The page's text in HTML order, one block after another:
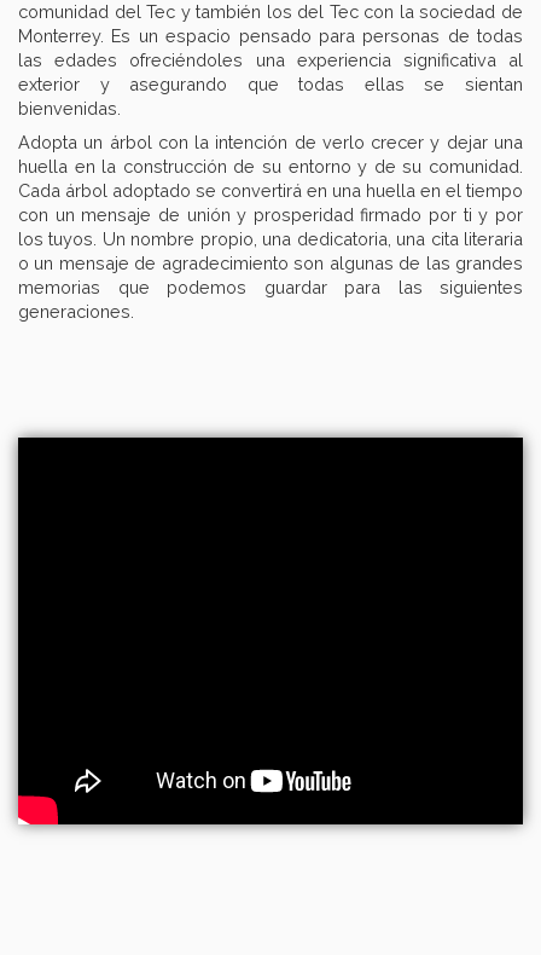
comunidad del Tec y también los del Tec con la sociedad de
Monterrey. Es un espacio pensado para personas de todas
las edades ofreciéndoles una experiencia significativa al
exterior y asegurando que todas ellas se sientan
bienvenidas.
Adopta un árbol con la intención de verlo crecer y dejar una
huella en la construcción de su entorno y de su comunidad.
Cada árbol adoptado se convertirá en una huella en el tiempo
con un mensaje de unión y prosperidad firmado por ti y por
los tuyos. Un nombre propio, una dedicatoria, una cita literaria
o un mensaje de agradecimiento son algunas de las grandes
memorias que podemos guardar para las siguientes
generaciones.